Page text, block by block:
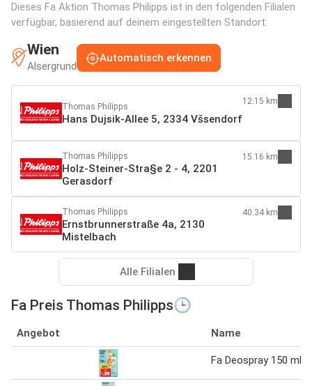
Dieses Fa Aktion Thomas Philipps ist in den folgenden Filialen
verfügbar, basierend auf deinem eingestellten Standort:
Wien
Alsergrund
Automatisch erkennen
Thomas Philipps
Hans Dujsik-Allee 5, 2334 Všsendorf
12.15 km
Thomas Philipps
Holz-Steiner-Stra§e 2 - 4, 2201
Gerasdorf
15.16 km
Thomas Philipps
Ernstbrunnerstraße 4a, 2130
Mistelbach
40.34 km
Alle Filialen
Fa Preis Thomas Philipps🕒
Angebot Name
Fa Deospray 150 ml